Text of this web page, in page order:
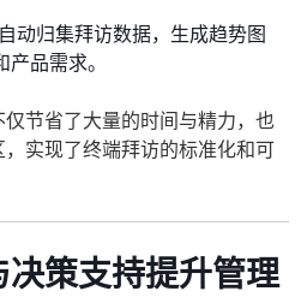
动归集拜访数据，生成趋势图
品需求。
节省了大量的时间与精力，也
实现了终端拜访的标准化和可
策支持提升管理